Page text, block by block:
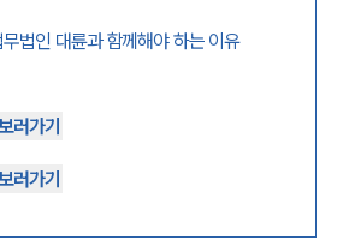
법인 대륜과 함께해야 하는 이유
러가기
러가기